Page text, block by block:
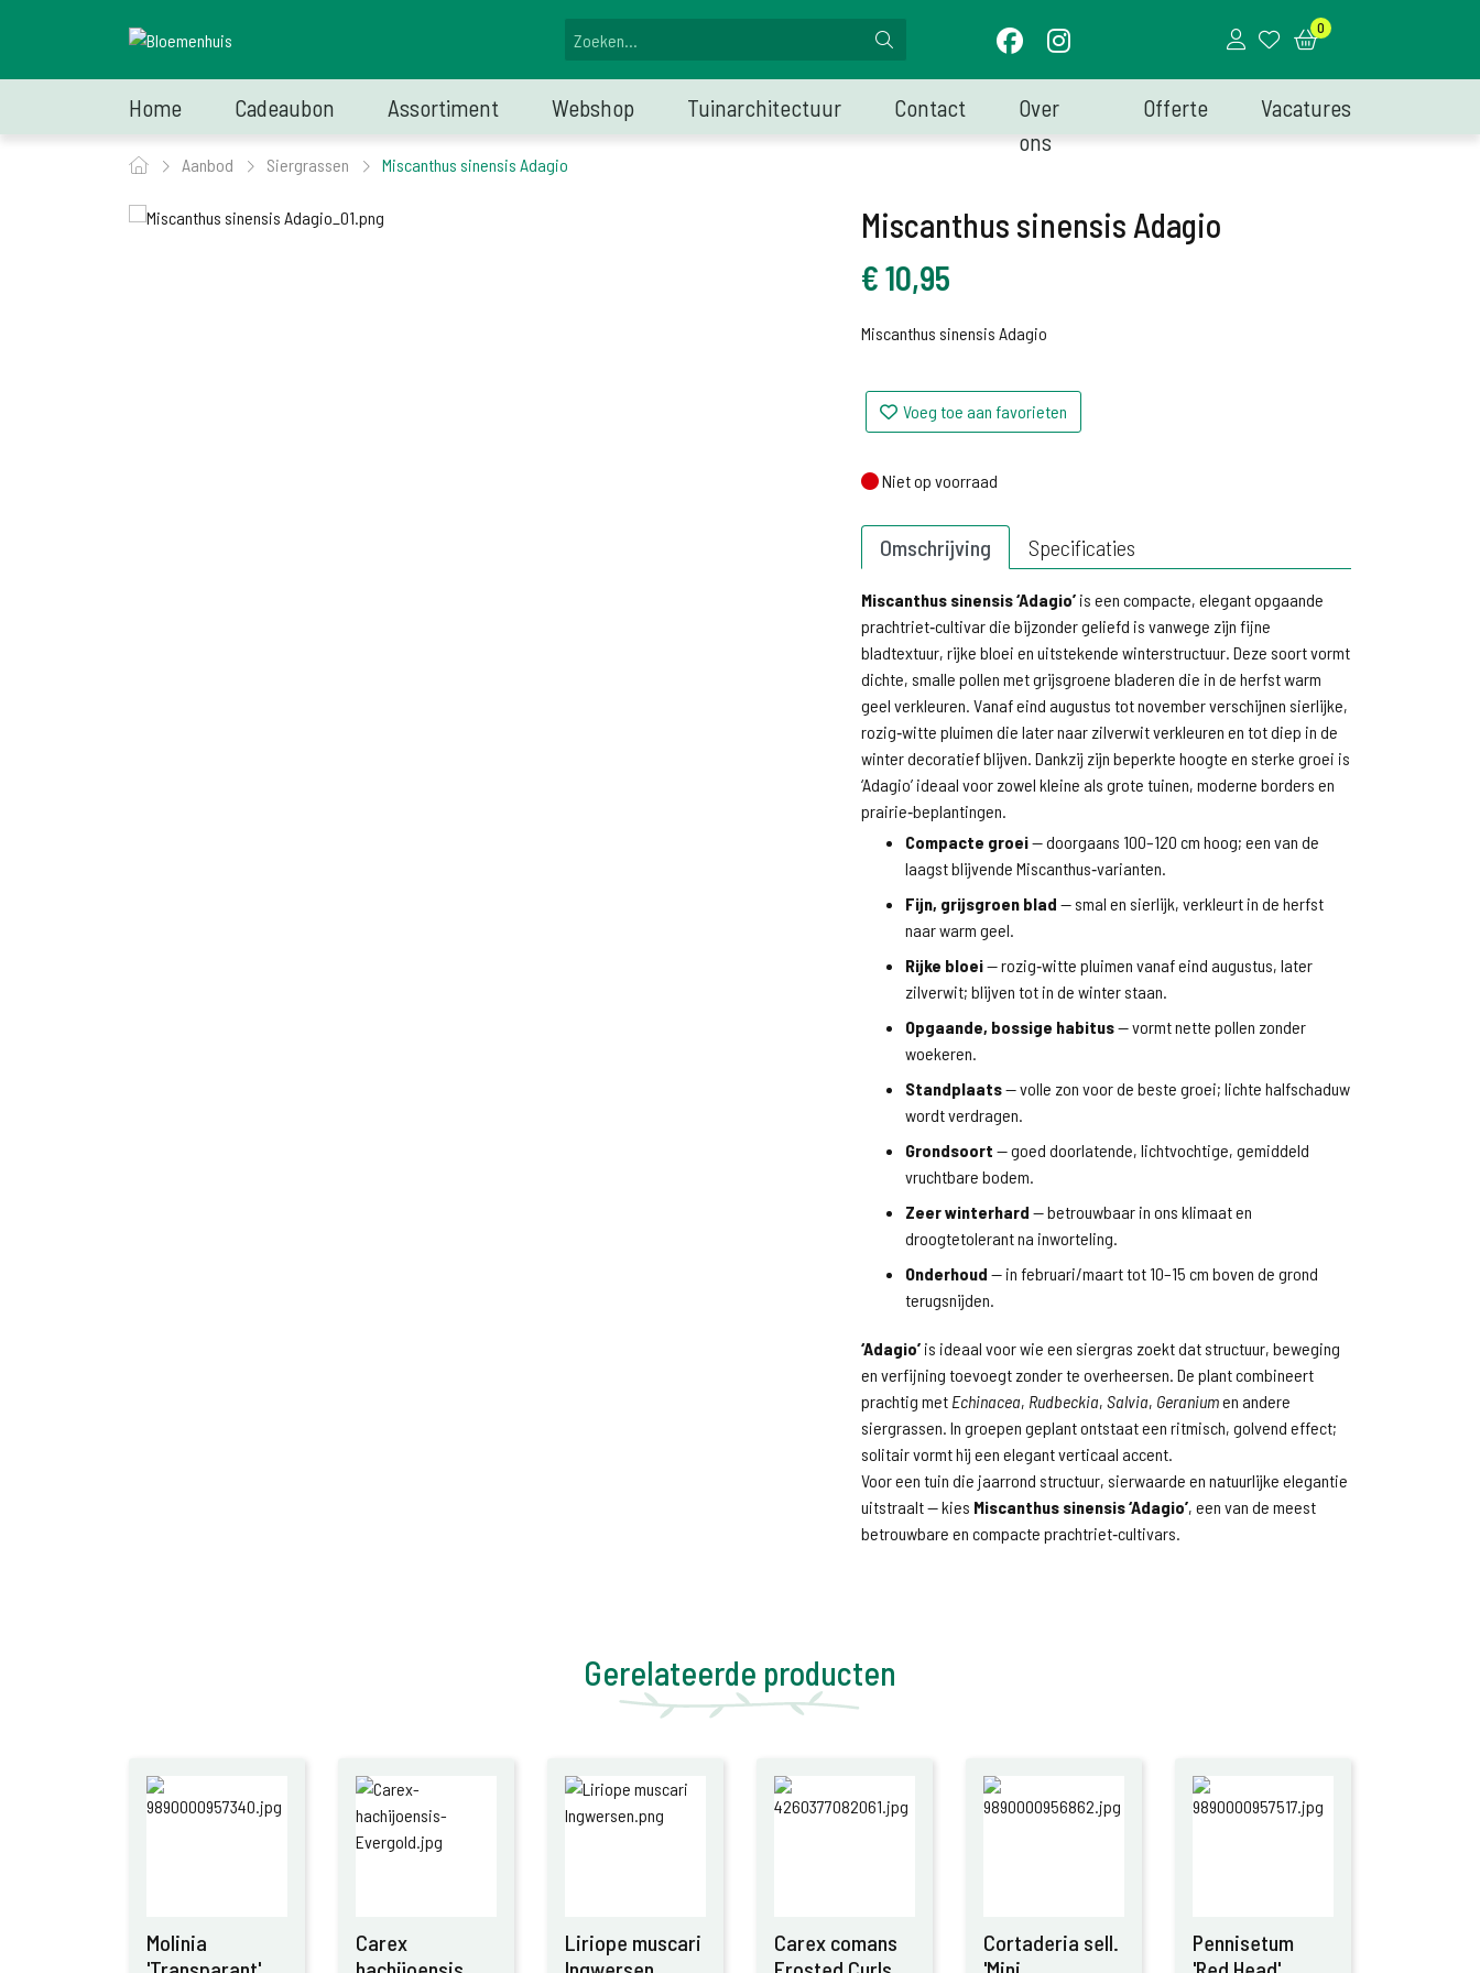
0
Home Cadeaubon Assortiment Webshop Tuinarchitectuur Contact
Over
ons
Offerte Vacatures
Aanbod Siergrassen Miscanthus sinensis Adagio
Miscanthus sinensis Adagio
€10,95
Miscanthus sinensis Adagio
Voeg toe aan favorieten
Niet op voorraad
Niet op voorraad
Omschrijving Specificaties
Miscanthus sinensis ‘Adagio’ is een compacte, elegant opgaande
prachtriet‑cultivar die bijzonder geliefd is vanwege zijn fijne
bladtextuur, rijke bloei en uitstekende winterstructuur. Deze soort vormt
dichte, smalle pollen met grijsgroene bladeren die in de herfst warm
geel verkleuren. Vanaf eind augustus tot november verschijnen sierlijke,
rozig‑witte pluimen die later naar zilverwit verkleuren en tot diep in de
winter decoratief blijven. Dankzij zijn beperkte hoogte en sterke groei is
‘Adagio’ ideaal voor zowel kleine als grote tuinen, moderne borders en
prairie‑beplantingen.
Compacte groei— doorgaans 100–120 cm hoog; een van de
laagst blijvende Miscanthus‑varianten.
Fijn, grijsgroen blad — smal en sierlijk, verkleurt in de herfst
naar warm geel.
Rijke bloei— rozig‑witte pluimen vanaf eind augustus, later
zilverwit; blijven tot in de winter staan.
Opgaande, bossige habitus— vormt nette pollen zonder
woekeren.
Standplaats— volle zon voor de beste groei; lichte halfschaduw
wordt verdragen.
Grondsoort — goed doorlatende, lichtvochtige, gemiddeld
vruchtbare bodem.
Zeer winterhard — betrouwbaar in ons klimaat en
droogtetolerant na inworteling.
Onderhoud — in februari/maart tot 10–15 cm boven de grond
terugsnijden.
‘Adagio’ is ideaal voor wie een siergras zoekt dat structuur, beweging
en verfijning toevoegt zonder te overheersen. De plant combineert
prachtig met Echinacea, Rudbeckia, Salvia, Geraniumen andere
siergrassen. In groepen geplant ontstaat een ritmisch, golvend effect;
solitair vormt hij een elegant verticaal accent.
Voor een tuin die jaarrond structuur, sierwaarde en natuurlijke elegantie
uitstraalt — kies Miscanthus sinensis ‘Adagio’, een van de meest
betrouwbare en compacte prachtriet‑cultivars.
Gerelateerde producten
Molinia
Carex
Liriope muscari
Carex comans
Cortaderia sell.
Pennisetum